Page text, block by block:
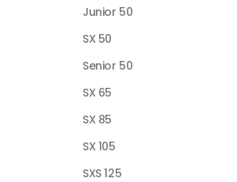
Junior 50
SX 50
Senior 50
SX 65
SX 85
SX 105
SXS 125